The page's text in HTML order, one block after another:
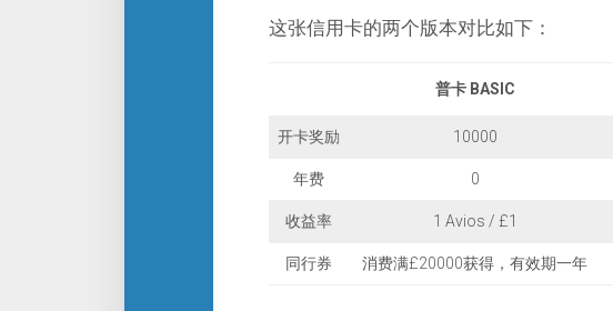
这张信用卡的两个版本对比如下：
普卡 BASIC
开卡奖励 10000
年费 0
收益率 1 Avios / £1
同行券 消费满£20000获得，有效期一年